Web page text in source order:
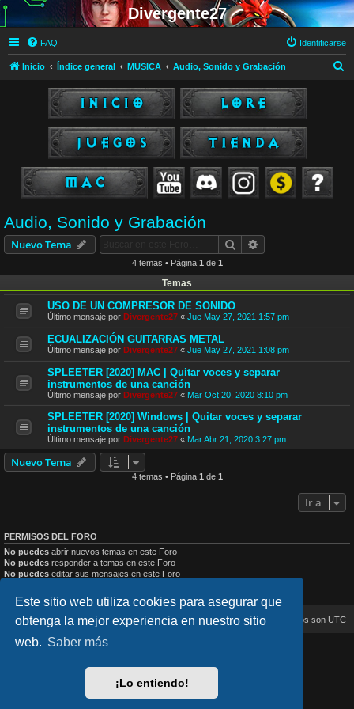
Este sitio web utiliza cookies para asegurar que
obtenga la mejor experiencia en nuestro sitio
web. Saber más
¡Lo entiendo!
Divergente27
FAQ Identificarse
Inicio Índice general MUSICA Audio, Sonido y Grabación
Audio, Sonido y Grabación
Nuevo Tema Buscar
4 temas • Página 1 de 1
Temas
USO DE UN COMPRESOR DE SONIDO
Último mensaje por Divergente27 « Jue May 27, 2021 1:57 pm
ECUALIZACIÓN GUITARRAS METAL
Último mensaje por Divergente27 « Jue May 27, 2021 1:08 pm
SPLEETER [2020] MAC | Quitar voces y separar
instrumentos de una canción
Último mensaje por Divergente27 « Mar Oct 20, 2020 8:10 pm
SPLEETER [2020] Windows | Quitar voces y separar
instrumentos de una canción
Último mensaje por Divergente27 « Mar Abr 21, 2020 3:27 pm
Nuevo Tema
4 temas • Página 1 de 1
Ir a
PERMISOS DEL FORO
No puedes abrir nuevos temas en este Foro
No puedes responder a temas en este Foro
No puedes editar sus mensajes en este Foro
No puedes
enviar adjuntos en este Foro
Inicio Índice general Todos los horarios son UTC
Desarrollado porphpBB® Forum Software © phpBB Limited
phpBB España